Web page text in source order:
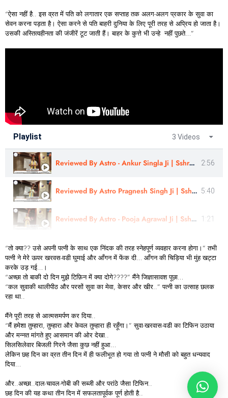
“ऐसा नहीं है.. इस व्रत में पति को लगातार एक सप्ताह तक अलग-अलग प्रकार के सुवा का
सेवन करना पड़ता है। ऐसा करने से पति बाहरी दुनिया के लिए पूरी तरह से अप्रिय हो जाता है।
उसकी अस्तित्वहीनता की जंजीरें टूट जाती हैं। बाहर के कुत्ते भी उन्हे नहीं पुछते…”
Playlist 3 Videos
Reviewed By Astro - Ankur Singla Ji | Sshree Astro Vastu #astrology #nakshatra 2:56
Reviewed By Astro Pragnesh Singh Ji | Sshree Astro Vastu 5:40
Reviewed By Astro - Pooja Agrawal Ji | Sshree Astro Vastu #astrology #nakshatra 1:21
“तो क्या?? उसे अपनी पत्नी के साथ एक निंदक की तरह स्नेहपूर्ण व्यवहार करना होगा।” तभी
पत्नी ने मेरे ऊपर खरवस-वडी घुमाई और आँगन में फेंक दी… आँगन की चिड़िया भी मुंह खट्टा
करके उड़ गई…।
“अच्छा तो बाकी दो दिन मुझे टिफ़िन में क्या दोगे????” मैंने जिज्ञासावश पूछा…
“कल सुवाकी थालीपीठ और परसों सुवा का मेवा, केसर और खीर..” पत्नी का उत्साह छलक
रहा था..
मैंने पूरी तरह से आत्मसमर्पण कर दिया..
“मैं हमेशा तुम्हारा, तुम्हारा और केवल तुम्हारा ही रहूँगा।” सुवा-खरवास-वडी का टिफिन उठाया
और मन्नत मांगते हुए आसमान की ओर देखा..
सिलसिलेवार बिजली गिरने जैसा कुछ नहीं हुआ…
लेकिन छह दिन का व्रत तीन दिन में ही फलीभूत हो गया तो पत्नी ने मौसी को बहुत धन्यवाद
दिया…
और..अच्छा..दाल-चावल-गोबी की सब्जी और परांठे जैसा टिफिन..
छह दिन की यह कथा तीन दिन में सफलतापूर्वक पूर्ण होती है..